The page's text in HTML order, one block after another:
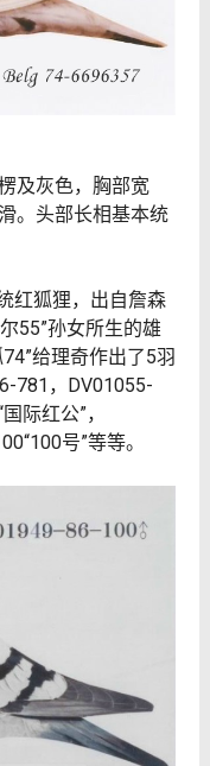
及灰色，胸部宽
。头部长相基本统
红狐狸，出自詹森
55”孙女所生的雄
给理奇作出了5羽
781，DV01055-
际红公”，
号”等等。